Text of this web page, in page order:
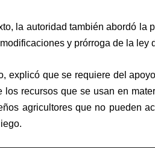
la autoridad también abordó la
y prórroga de la ley
explicó que se requiere del
los recursos que se usan en
agricultores que no pueden